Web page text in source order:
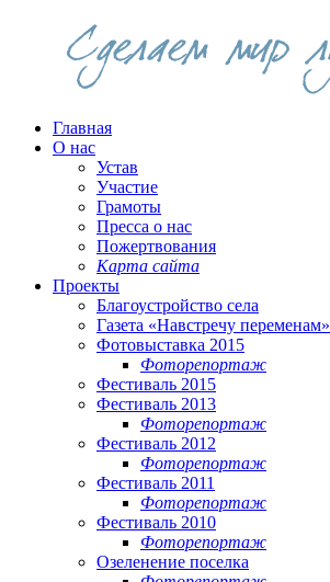
Главная
О нас
Устав
Участие
Грамоты
Пресса о нас
Пожертвования
Карта сайта
Проекты
Благоустройство села
Газета «Навстречу переменам»
Фотовыставка 2015
Фоторепортаж
Фестиваль 2015
Фестиваль 2013
Фоторепортаж
Фестиваль 2012
Фоторепортаж
Фестиваль 2011
Фоторепортаж
Фестиваль 2010
Фоторепортаж
Озеленение поселка